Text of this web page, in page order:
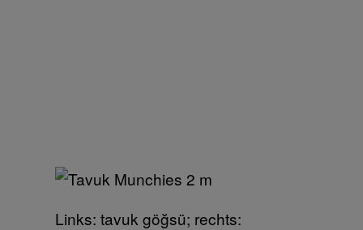
Links: tavuk göğsü; rechts: